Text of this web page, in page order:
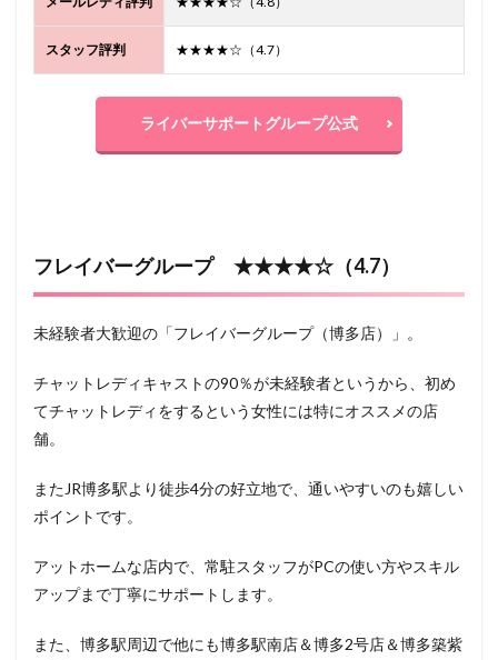
スタッフ評判 ★★★★☆（4.7）
ライバーサポートグループ公式
フレイバーグループ ★★★★☆（4.7）
未経験者大歓迎の「フレイバーグループ（博多店）」。
チャットレディキャストの90％が未経験者というから、初め
てチャットレディをするという女性には特にオススメの店
舗。
またJR博多駅より徒歩4分の好立地で、通いやすいのも嬉しい
ポイントです。
アットホームな店内で、常駐スタッフがPCの使い方やスキル
アップまで丁寧にサポートします。
また、博多駅周辺で他にも博多駅南店＆博多2号店＆博多築紫